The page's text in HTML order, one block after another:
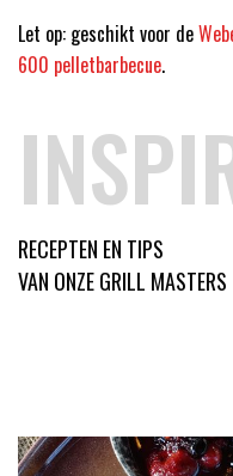
Let op: geschikt voor de
600 pelletbarbecue.
RECEPTEN EN TIPS
VAN ONZE GRILL MASTERS